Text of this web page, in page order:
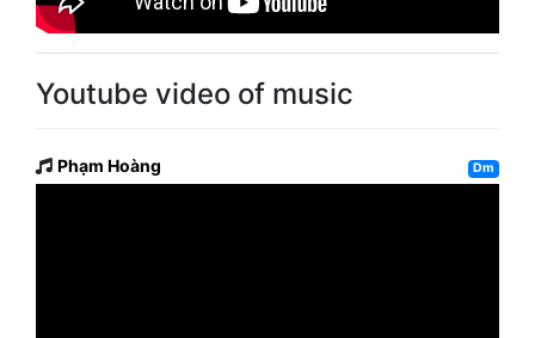
Youtube video of music
Phạm Hoàng Dm